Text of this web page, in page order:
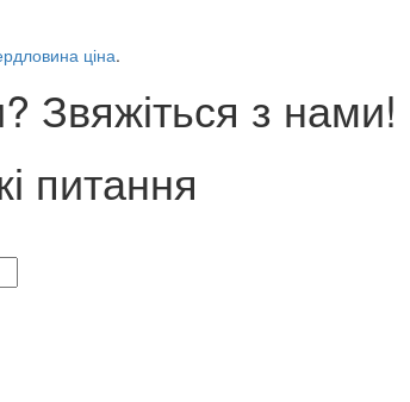
ціна.
з нами!
питання